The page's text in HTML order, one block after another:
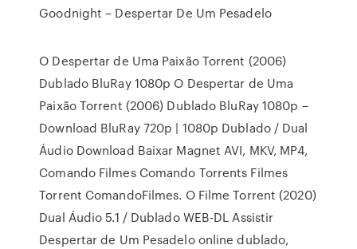
Goodnight – Despertar De Um Pesadelo
O Despertar de Uma Paixão Torrent (2006)
Dublado BluRay 1080p O Despertar de Uma
Paixão Torrent (2006) Dublado BluRay 1080p –
Download BluRay 720p | 1080p Dublado / Dual
Áudio Download Baixar Magnet AVI, MKV, MP4,
Comando Filmes Comando Torrents Filmes
Torrent ComandoFilmes. O Filme Torrent (2020)
Dual Áudio 5.1 / Dublado WEB-DL Assistir
Despertar de Um Pesadelo online dublado,